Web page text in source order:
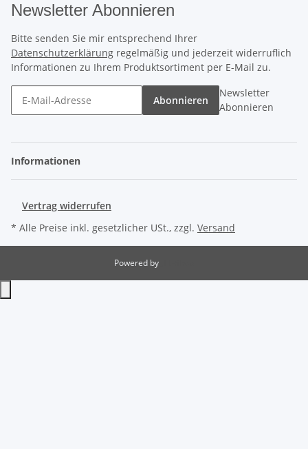
Newsletter Abonnieren
Bitte senden Sie mir entsprechend Ihrer
Datenschutzerklärung regelmäßig und jederzeit widerruflich
Informationen zu Ihrem Produktsortiment per E-Mail zu.
Abonnieren
Newsletter
Abonnieren
Informationen
Vertrag widerrufen
* Alle Preise inkl. gesetzlicher USt., zzgl. Versand
Powered by